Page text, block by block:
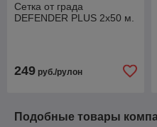
Сетка от града
DEFENDER PLUS 2х50 м.
249 руб./рулон
Подобные товары